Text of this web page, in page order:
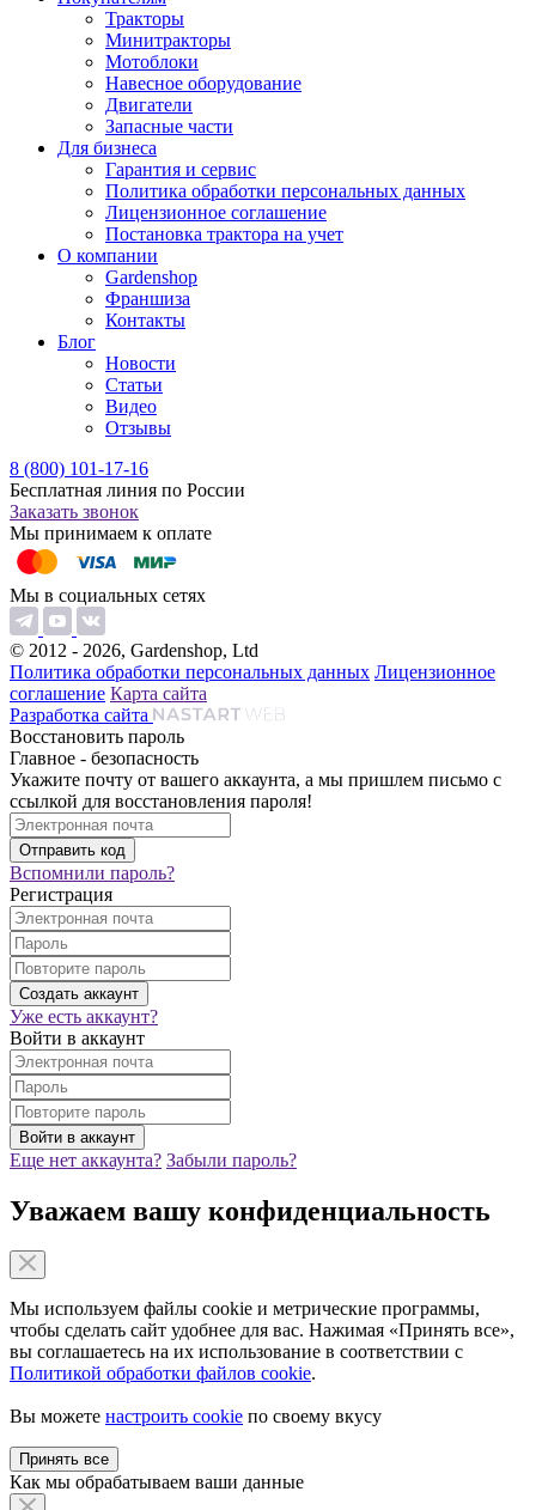
Тракторы
Минитракторы
Мотоблоки
Навесное оборудование
Двигатели
Запасные части
Для бизнеса
Гарантия и сервис
Политика обработки персональных данных
Лицензионное соглашение
Постановка трактора на учет
О компании
Gardenshop
Франшиза
Контакты
Блог
Новости
Статьи
Видео
Отзывы
8 (800) 101-17-16
Бесплатная линия по России
Заказать звонок
Мы принимаем к оплате
Мы в социальных сетях
© 2012 - 2026, Gardenshop, Ltd
Политика обработки персональных данных Лицензионное
соглашение Карта сайта
Разработка сайта
Восстановить пароль
Главное - безопасность
Укажите почту от вашего аккаунта, а мы пришлем письмо с
ссылкой для восстановления пароля!
Вспомнили пароль?
Регистрация
Уже есть аккаунт?
Войти в аккаунт
Еще нет аккаунта? Забыли пароль?
Уважаем вашу конфиденциальность
Мы используем файлы cookie и метрические программы,
чтобы сделать сайт удобнее для вас. Нажимая «Принять все»,
вы соглашаетесь на их использование в соответствии с
Политикой обработки файлов cookie.
Вы можете настроить cookie по своему вкусу
Принять все
Как мы обрабатываем ваши данные